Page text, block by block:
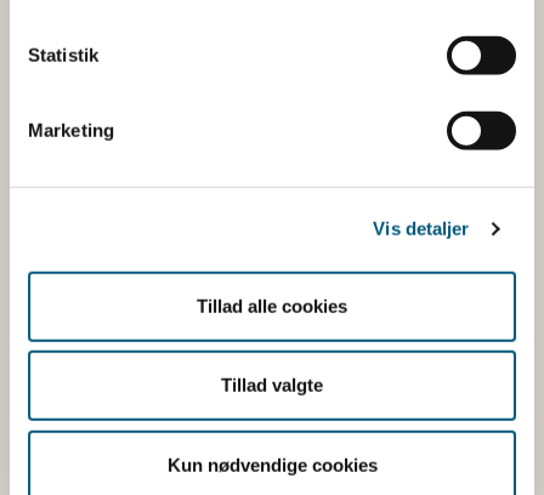
Statistik
Marketing
Vis detaljer
Tillad alle cookies
Tillad valgte
Kun nødvendige cookies
Tlf. 72 2​​​7 69 00
EAN
Fredag: 9-12
Følg os